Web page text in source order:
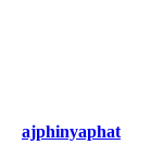
ajphinyaphat